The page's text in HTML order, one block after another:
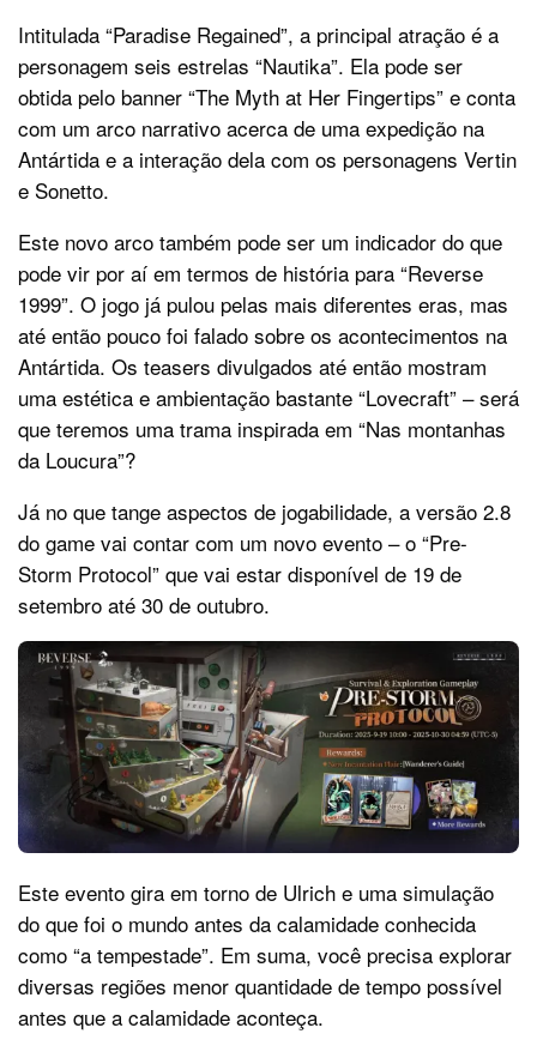
Intitulada “Paradise Regained”, a principal atração é a
personagem seis estrelas “Nautika”. Ela pode ser
obtida pelo banner “The Myth at Her Fingertips” e conta
com um arco narrativo acerca de uma expedição na
Antártida e a interação dela com os personagens Vertin
e Sonetto.
Este novo arco também pode ser um indicador do que
pode vir por aí em termos de história para “Reverse
1999”. O jogo já pulou pelas mais diferentes eras, mas
até então pouco foi falado sobre os acontecimentos na
Antártida. Os teasers divulgados até então mostram
uma estética e ambientação bastante “Lovecraft” – será
que teremos uma trama inspirada em “Nas montanhas
da Loucura”?
Já no que tange aspectos de jogabilidade, a versão 2.8
do game vai contar com um novo evento – o “Pre-
Storm Protocol” que vai estar disponível de 19 de
setembro até 30 de outubro.
Este evento gira em torno de Ulrich e uma simulação
do que foi o mundo antes da calamidade conhecida
como “a tempestade”. Em suma, você precisa explorar
diversas regiões menor quantidade de tempo possível
antes que a calamidade aconteça.